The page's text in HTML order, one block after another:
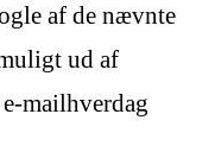
af de nævnte
ud af
mailhverdag